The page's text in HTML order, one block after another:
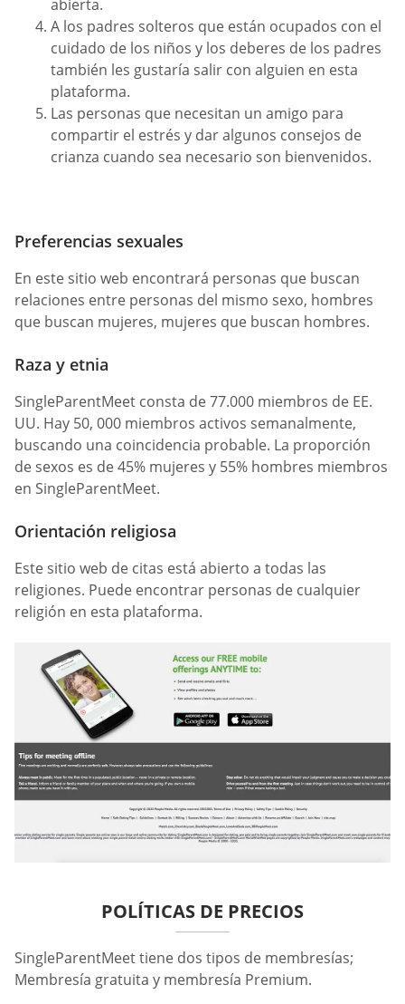
abierta.
A los padres solteros que están ocupados con el
cuidado de los niños y los deberes de los padres
también les gustaría salir con alguien en esta
plataforma.
Las personas que necesitan un amigo para
compartir el estrés y dar algunos consejos de
crianza cuando sea necesario son bienvenidos.
Preferencias sexuales
En este sitio web encontrará personas que buscan
relaciones entre personas del mismo sexo, hombres
que buscan mujeres, mujeres que buscan hombres.
Raza y etnia
SingleParentMeet consta de 77.000 miembros de EE.
UU. Hay 50, 000 miembros activos semanalmente,
buscando una coincidencia probable. La proporción
de sexos es de 45% mujeres y 55% hombres miembros
en SingleParentMeet.
Orientación religiosa
Este sitio web de citas está abierto a todas las
religiones. Puede encontrar personas de cualquier
religión en esta plataforma.
POLÍTICAS DE PRECIOS
SingleParentMeet tiene dos tipos de membresías;
Membresía gratuita y membresía Premium.